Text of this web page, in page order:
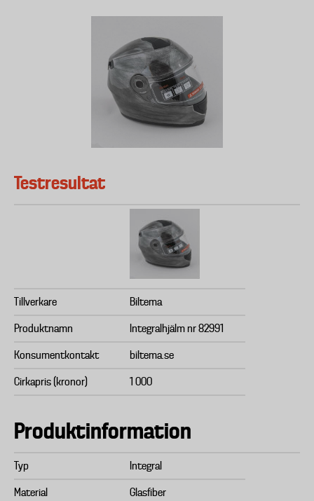
Testresultat
Tillverkare Biltema
Produktnamn Integralhjälm nr 82991
Konsumentkontakt biltema.se
Cirkapris (kronor) 1 000
Produktinformation
Typ Integral
Material Glasfiber